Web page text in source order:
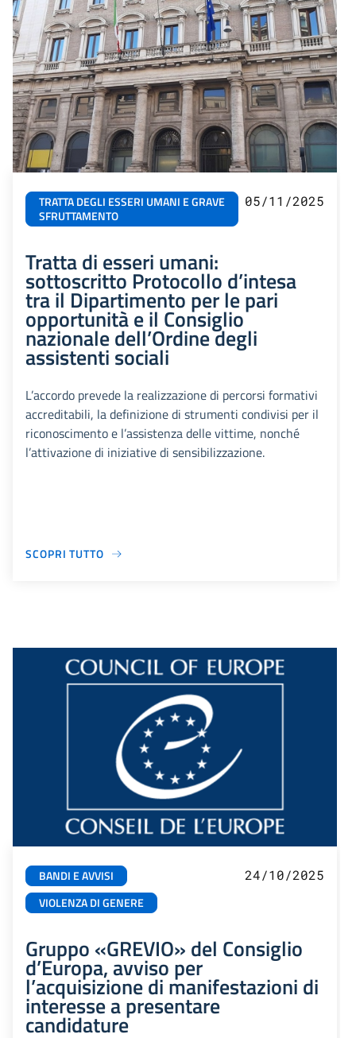
TRATTA DEGLI ESSERI UMANI E GRAVE
SFRUTTAMENTO
05/11/2025
Tratta di esseri umani:
sottoscritto Protocollo d’intesa
tra il Dipartimento per le pari
opportunità e il Consiglio
nazionale dell’Ordine degli
assistenti sociali
L’accordo prevede la realizzazione di percorsi formativi
accreditabili, la definizione di strumenti condivisi per il
riconoscimento e l’assistenza delle vittime, nonché
l’attivazione di iniziative di sensibilizzazione.
SCOPRI TUTTO
BANDI E AVVISI
VIOLENZA DI GENERE
24/10/2025
Gruppo «GREVIO» del Consiglio
d’Europa, avviso per
l’acquisizione di manifestazioni di
interesse a presentare
candidature